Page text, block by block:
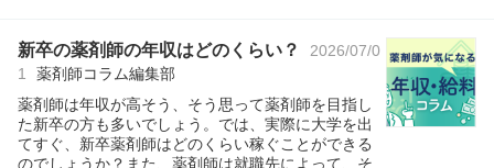
新卒の薬剤師の年収はどのくらい？
2026/07/0
1
薬剤師コラム編集部
薬剤師は年収が高そう、そう思って薬剤師を目指し
た新卒の方も多いでしょう。では、実際に大学を出
てすぐ、新卒薬剤師はどのくらい稼ぐことができる
のでしょうか？また、薬剤師は就職先によって、そ